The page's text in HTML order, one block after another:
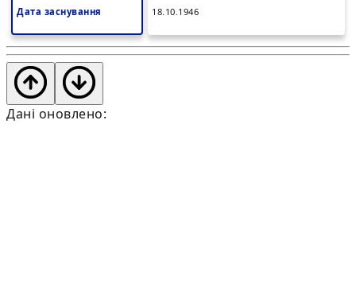
Дата заснування 18.10.1946
Дані оновлено: